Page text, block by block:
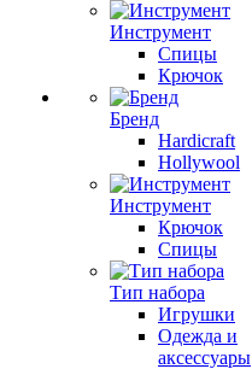
Инструмент
Спицы
Крючок
Бренд
Hardicraft
Hollywool
Инструмент
Крючок
Спицы
Тип набора
Игрушки
Одежда и
аксессуары